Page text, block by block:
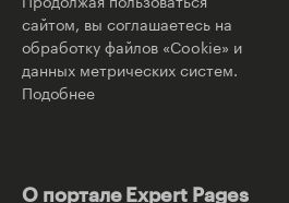
сайтом, вы соглашаетесь на
обработку файлов «Cookie» и
данных метрических систем.
Подобнее
О портале Expert Pages